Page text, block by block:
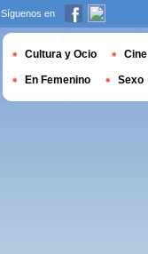
Síguenos en
Cultura y Ocio Cine
En Femenino Sexo